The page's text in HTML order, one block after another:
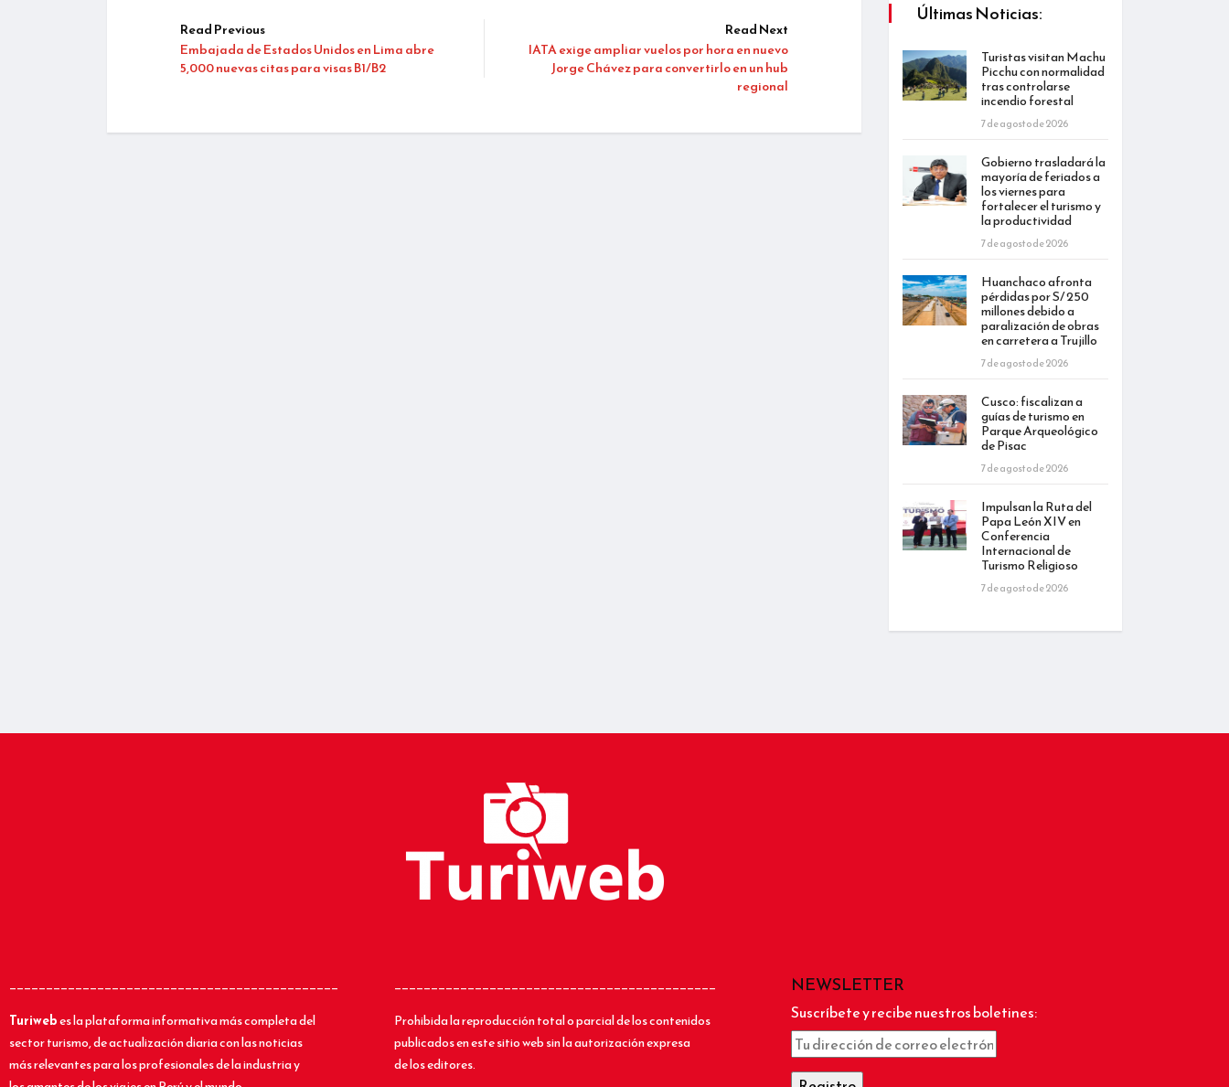
Read Previous
Embajada de Estados Unidos en Lima abre
5,000 nuevas citas para visas B1/B2
Read Next
IATA exige ampliar vuelos por hora en nuevo
Jorge Chávez para convertirlo en un hub
regional
Últimas Noticias:
Turistas visitan Machu
Picchu con normalidad
tras controlarse
incendio forestal
7 de agosto de 2026
Gobierno trasladará la
mayoría de feriados a
los viernes para
fortalecer el turismo y
la productividad
7 de agosto de 2026
Huanchaco afronta
pérdidas por S/ 250
millones debido a
paralización de obras
en carretera a Trujillo
7 de agosto de 2026
Cusco: fiscalizan a
guías de turismo en
Parque Arqueológico
de Pisac
7 de agosto de 2026
Impulsan la Ruta del
Papa León XIV en
Conferencia
Internacional de
Turismo Religioso
7 de agosto de 2026
_____________________________________________
Turiwebes la plataforma informativa más completa del
sector turismo, de actualización diaria con las noticias
más relevantes para los profesionales de la industria y
____________________________________________
Prohibida la reproducción total o parcial de los contenidos
publicados en este sitio web sin la autorización expresa
de los editores.
NEWSLETTER
Suscríbete y recibe nuestros boletines: